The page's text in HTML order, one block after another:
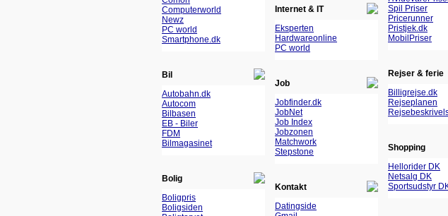
Computerworld
Newz
PC world
Smartphone.dk
Bil
Autobahn.dk
Autocom
Bilbasen
EB - Biler
FDM
Bilmagasinet
Bolig
Boligpris
Boligsiden
Internet & IT
Eksperten
Hardwareonline
PC world
Job
Jobfinder.dk
JobNet
Job Index
Jobzonen
Matchwork
Stepstone
Kontakt
Datingside
Spil Priser
Pricerunner
Pristjek.dk
MobilPriser
Rejser & ferie
Billigrejse.dk
Rejseplanen
Shopping
Hellorider DK
Netsalg DK
Sportsudstyr